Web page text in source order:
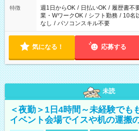
特徴 週1日からOK / 日払いOK / 履歴書不
業・WワークOK / シフト勤務 / 10名
なし / パソコンスキル不要
気になる！ 応募する
未読
＜夜勤＞1日4時間～未経験でも
イベント会場でイスや机の運搬